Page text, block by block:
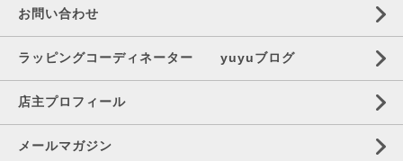
お問い合わせ
ラッピングコーディネーター yuyuブログ
店主プロフィール
メールマガジン